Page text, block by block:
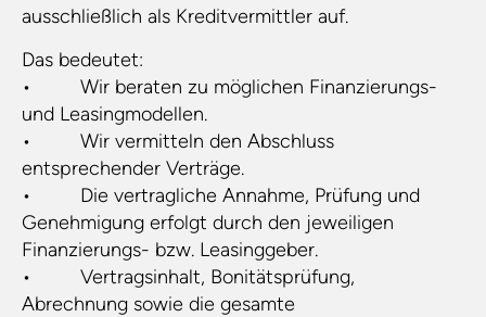
ausschließlich als Kreditvermittler auf.
Das bedeutet:
• Wir beraten zu möglichen Finanzierungs-
und Leasingmodellen.
• Wir vermitteln den Abschluss
entsprechender Verträge.
• Die vertragliche Annahme, Prüfung und
Genehmigung erfolgt durch den jeweiligen
Finanzierungs- bzw. Leasinggeber.
• Vertragsinhalt, Bonitätsprüfung,
Abrechnung sowie die gesamte